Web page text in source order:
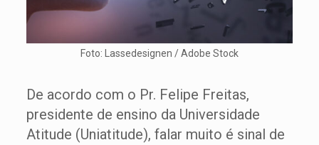
Foto: Lassedesignen / Adobe Stock
De acordo com o Pr. Felipe Freitas,
presidente de ensino da Universidade
Atitude (Uniatitude), falar muito é sinal de